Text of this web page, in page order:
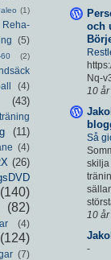
och
Nq-
10
Så
skilja
10
-
(1)
Reha-
(5)
60 (2)
(4)
(43)
(11)
(4)
(26)
(140)
(82)
(4)
(124)
(7)